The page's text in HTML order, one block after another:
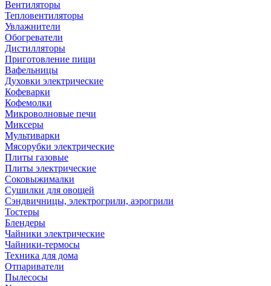
Вентиляторы
Тепловентиляторы
Увлажнители
Обогреватели
Дистилляторы
Приготовление пищи
Вафельницы
Духовки электрические
Кофеварки
Кофемолки
Микроволновые печи
Миксеры
Мультиварки
Мясорубки электрические
Плиты газовые
Плиты электрические
Соковыжималки
Сушилки для овощей
Сэндвичницы, электрогрили, аэрогрили
Тостеры
Блендеры
Чайники электрические
Чайники-термосы
Техника для дома
Отпариватели
Пылесосы